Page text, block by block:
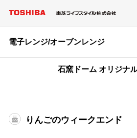
電子レンジ/オーブンレンジ
石窯ドーム オリジナ
りんごのウィークエンド